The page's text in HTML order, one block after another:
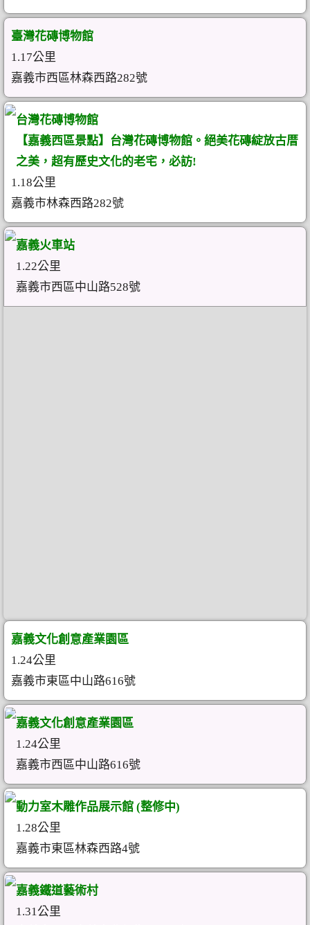
臺灣花磚博物館
1.17公里
嘉義市西區林森西路282號
台灣花磚博物館
【嘉義西區景點】台灣花磚博物館。絕美花磚綻放古厝
之美，超有歷史文化的老宅，必訪!
1.18公里
嘉義市林森西路282號
嘉義火車站
1.22公里
嘉義市西區中山路528號
嘉義文化創意產業園區
1.24公里
嘉義市東區中山路616號
嘉義文化創意產業園區
1.24公里
嘉義市西區中山路616號
動力室木雕作品展示館 (整修中)
1.28公里
嘉義市東區林森西路4號
嘉義鐵道藝術村
1.31公里